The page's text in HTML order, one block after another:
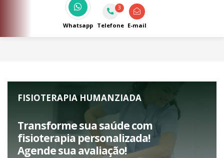
Whatsapp
3
Telefone E-mail
FISIOTERAPIA HUMANZIADA
Transforme sua saúde com
fisioterapia personalizada!
Agende sua avaliação!